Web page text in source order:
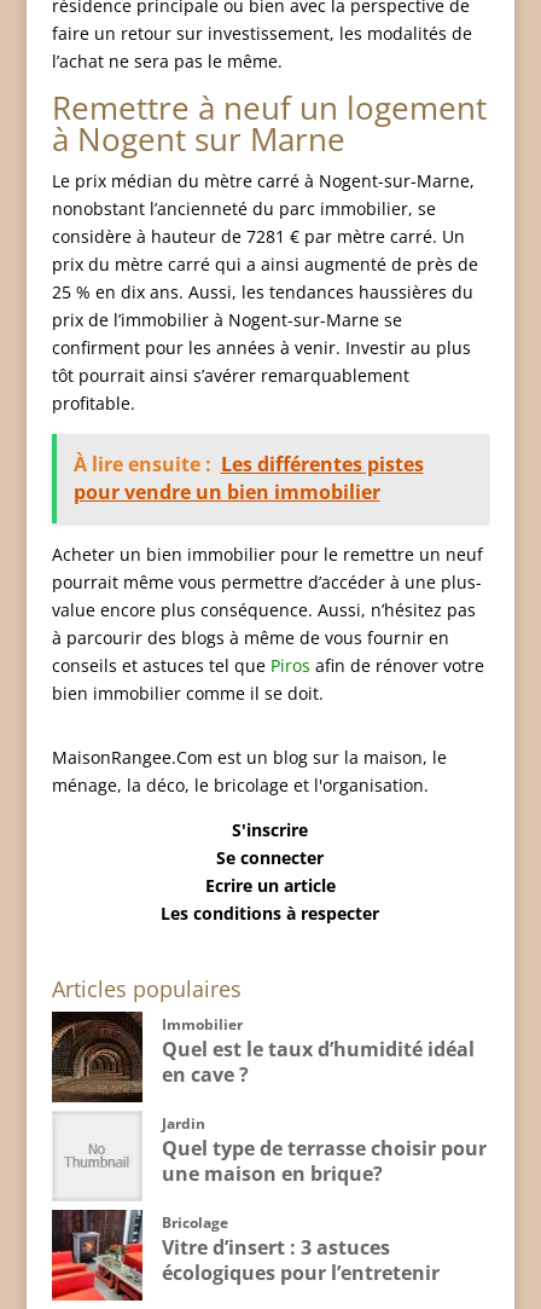
résidence principale ou bien avec la perspective de
faire un retour sur investissement, les modalités de
l’achat ne sera pas le même.
Remettre à neuf un logement
à Nogent sur Marne
Le prix médian du mètre carré à Nogent-sur-Marne,
nonobstant l’ancienneté du parc immobilier, se
considère à hauteur de 7281 € par mètre carré. Un
prix du mètre carré qui a ainsi augmenté de près de
25 % en dix ans. Aussi, les tendances haussières du
prix de l’immobilier à Nogent-sur-Marne se
confirment pour les années à venir. Investir au plus
tôt pourrait ainsi s’avérer remarquablement
profitable.
À lire ensuite : Les différentes pistes
pour vendre un bien immobilier
Acheter un bien immobilier pour le remettre un neuf
pourrait même vous permettre d’accéder à une plus-
value encore plus conséquence. Aussi, n’hésitez pas
à parcourir des blogs à même de vous fournir en
conseils et astuces tel que Piros afin de rénover votre
bien immobilier comme il se doit.
MaisonRangee.Com est un blog sur la maison, le
ménage, la déco, le bricolage et l'organisation.
S'inscrire
Se connecter
Ecrire un article
Les conditions à respecter
Articles populaires
Immobilier
Quel est le taux d’humidité idéal
en cave ?
Jardin
Quel type de terrasse choisir pour
une maison en brique?
Bricolage
Vitre d’insert : 3 astuces
écologiques pour l’entretenir